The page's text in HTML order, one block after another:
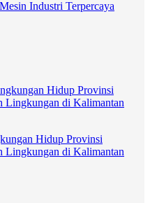
Industri Terpercaya
Hidup Provinsi
Lingkungan di Kalimantan